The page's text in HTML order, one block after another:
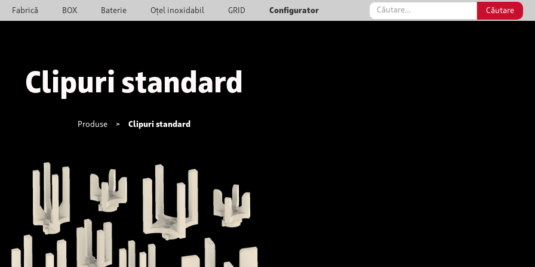
Fabrică BOX Baterie Oțel inoxidabil GRID Configurator
Clipuri standard
Produse > Clipuri standard